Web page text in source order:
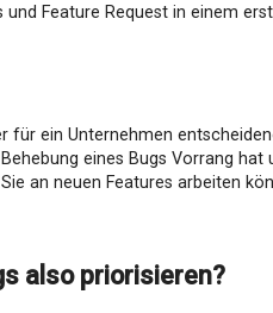
und Feature Request in einem
für ein Unternehmen
eines Bugs Vorrang hat
an neuen Features arbeiten
also priorisieren?